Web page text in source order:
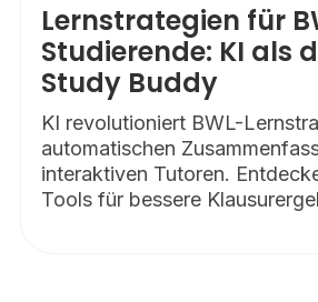
Lernstrategien für
Studierende: KI als
Study Buddy
KI revolutioniert BWL-
automatischen
interaktiven Tutoren.
Tools für bessere